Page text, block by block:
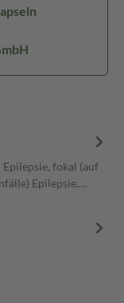
fokal (auf
Epilepsie,…